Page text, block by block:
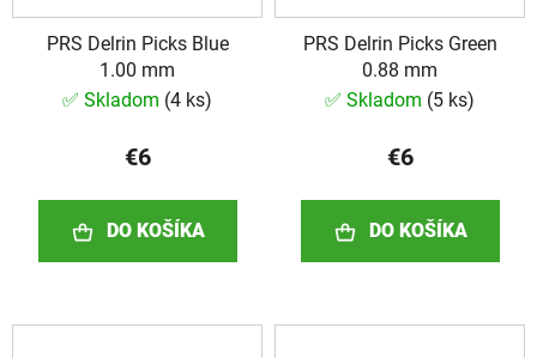
PRS Delrin Picks Blue
1.00 mm
✅ Skladom (4 ks)
€6
DO KOŠÍKA
PRS Delrin Picks Green
0.88 mm
✅ Skladom (5 ks)
€6
DO KOŠÍKA